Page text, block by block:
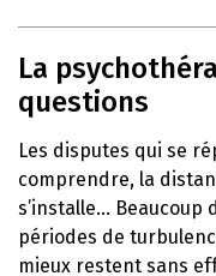
La
questions
Les disputes qui se
comprendre, la
s’installe… Beaucoup
périodes de
mieux restent sans